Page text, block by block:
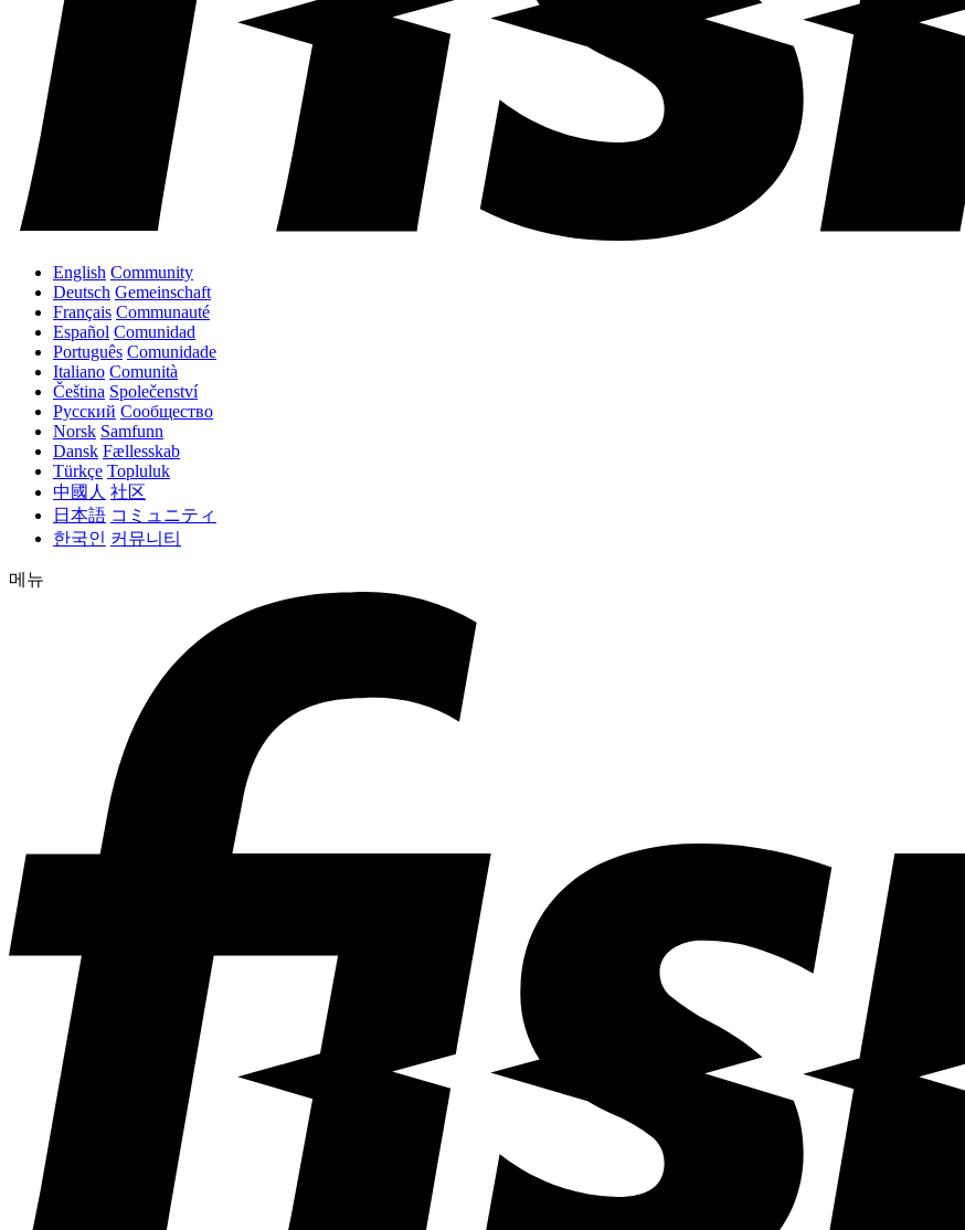
English Community
Deutsch Gemeinschaft
Français Communauté
Español Comunidad
Português Comunidade
Italiano Comunità
Čeština Společenství
Русский Сообщество
Norsk Samfunn
Dansk Fællesskab
Türkçe Topluluk
中國人 社区
日本語 コミュニティ
한국인 커뮤니티
메뉴